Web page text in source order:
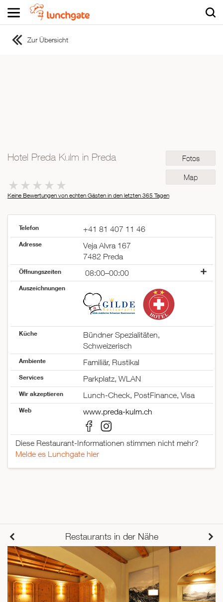
ZUR STARTSEITE
Mexikanisch
Zur Übersicht
Fotos
Map
Hotel Preda Kulm in Preda
Keine Bewertungen von echten Gästen in den letzten 365 Tagen
Telefon +41 81 407 11 46
Adresse
Veja Alvra 167
7482 Preda
Öffnungszeiten
08:00–00:00
Montag
Freitag
08:00–00:00
08:00–00:00
08:00–00:00
08:00–00:00
08:00–00:00
08:00–00:00
08:00–00:00
Auszeichnungen
Küche
Bündner Spezialitäten,
Schweizerisch
Ambiente Familiär, Rustikal
Services Parkplatz, WLAN
Wir akzeptieren Lunch-Check, PostFinance, Visa
Web www.preda-kulm.ch
Diese Restaurant-Informationen stimmen nicht mehr?
Melde es Lunchgate hier
Restaurants in der Nähe